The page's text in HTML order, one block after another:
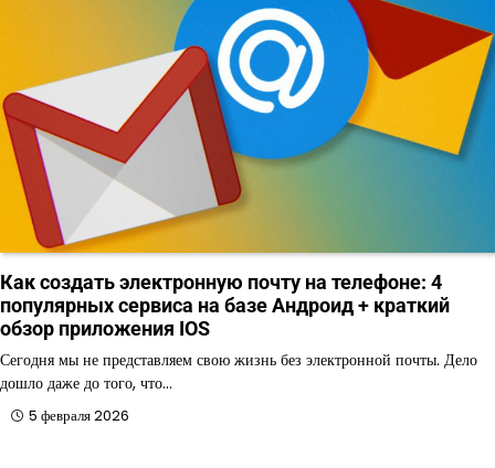
Как создать электронную почту на телефоне: 4
популярных сервиса на базе Андроид + краткий
обзор приложения IOS
Сегодня мы не представляем свою жизнь без электронной почты. Дело
дошло даже до того, что…
5 февраля 2026